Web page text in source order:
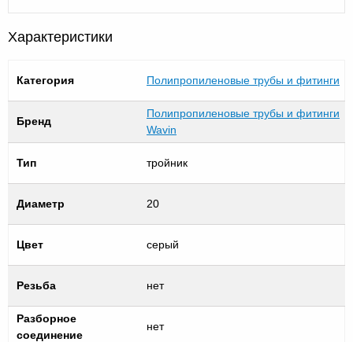
Характеристики
Категория Полипропиленовые трубы и фитинги
Бренд
Полипропиленовые трубы и фитинги
Wavin
Тип тройник
Диаметр 20
Цвет серый
Резьба нет
Разборное
соединение
нет